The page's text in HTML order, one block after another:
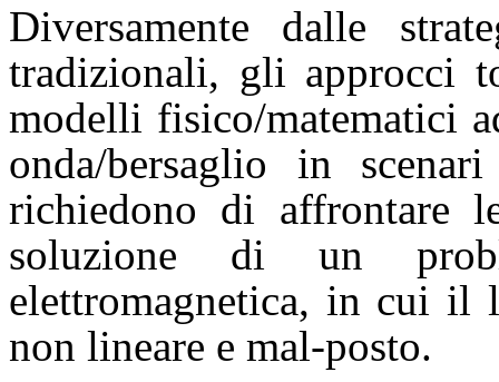
Diversamente dalle
tradizionali, gli approcci
modelli fisico/matematici
onda/bersaglio in
richiedono di affrontare
soluzione di un
elettromagnetica, in cui il
non lineare e mal-posto.